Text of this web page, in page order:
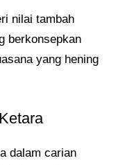
nilai tambah
berkonsepkan
yang hening
dalam carian